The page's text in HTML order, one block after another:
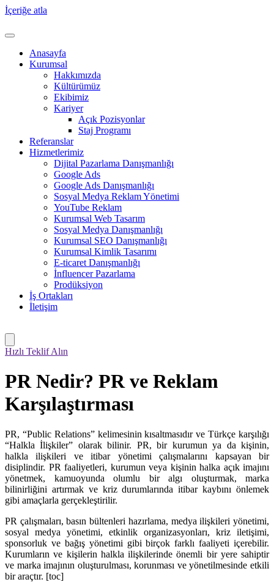
İçeriğe atla
Anasayfa
Kurumsal
Hakkımızda
Kültürümüz
Ekibimiz
Kariyer
Açık Pozisyonlar
Staj Programı
Referanslar
Hizmetlerimiz
Dijital Pazarlama Danışmanlığı
Google Ads
Google Ads Danışmanlığı
Sosyal Medya Reklam Yönetimi
YouTube Reklam
Kurumsal Web Tasarım
Sosyal Medya Danışmanlığı
Kurumsal SEO Danışmanlığı
Kurumsal Kimlik Tasarımı
E-ticaret Danışmanlığı
İnfluencer Pazarlama
Prodüksiyon
İş Ortakları
İletişim
Hızlı Teklif Alın
PR Nedir? PR ve Reklam
Karşılaştırması
PR, “Public Relations” kelimesinin kısaltmasıdır ve Türkçe karşılığı
“Halkla İlişkiler” olarak bilinir. PR, bir kurumun ya da kişinin,
halkla ilişkileri ve itibar yönetimi çalışmalarını kapsayan bir
disiplindir. PR faaliyetleri, kurumun veya kişinin halka açık imajını
yönetmek, kamuoyunda olumlu bir algı oluşturmak, marka
bilinirliğini artırmak ve kriz durumlarında itibar kaybını önlemek
gibi amaçlarla gerçekleştirilir.
PR çalışmaları, basın bültenleri hazırlama, medya ilişkileri yönetimi,
sosyal medya yönetimi, etkinlik organizasyonları, kriz iletişimi,
sponsorluk ve bağış yönetimi gibi birçok farklı faaliyeti içerebilir.
Kurumların ve kişilerin halkla ilişkilerinde önemli bir yere sahiptir
ve marka imajının oluşturulması, korunması ve yönetilmesinde etkili
bir araçtır. [toc]